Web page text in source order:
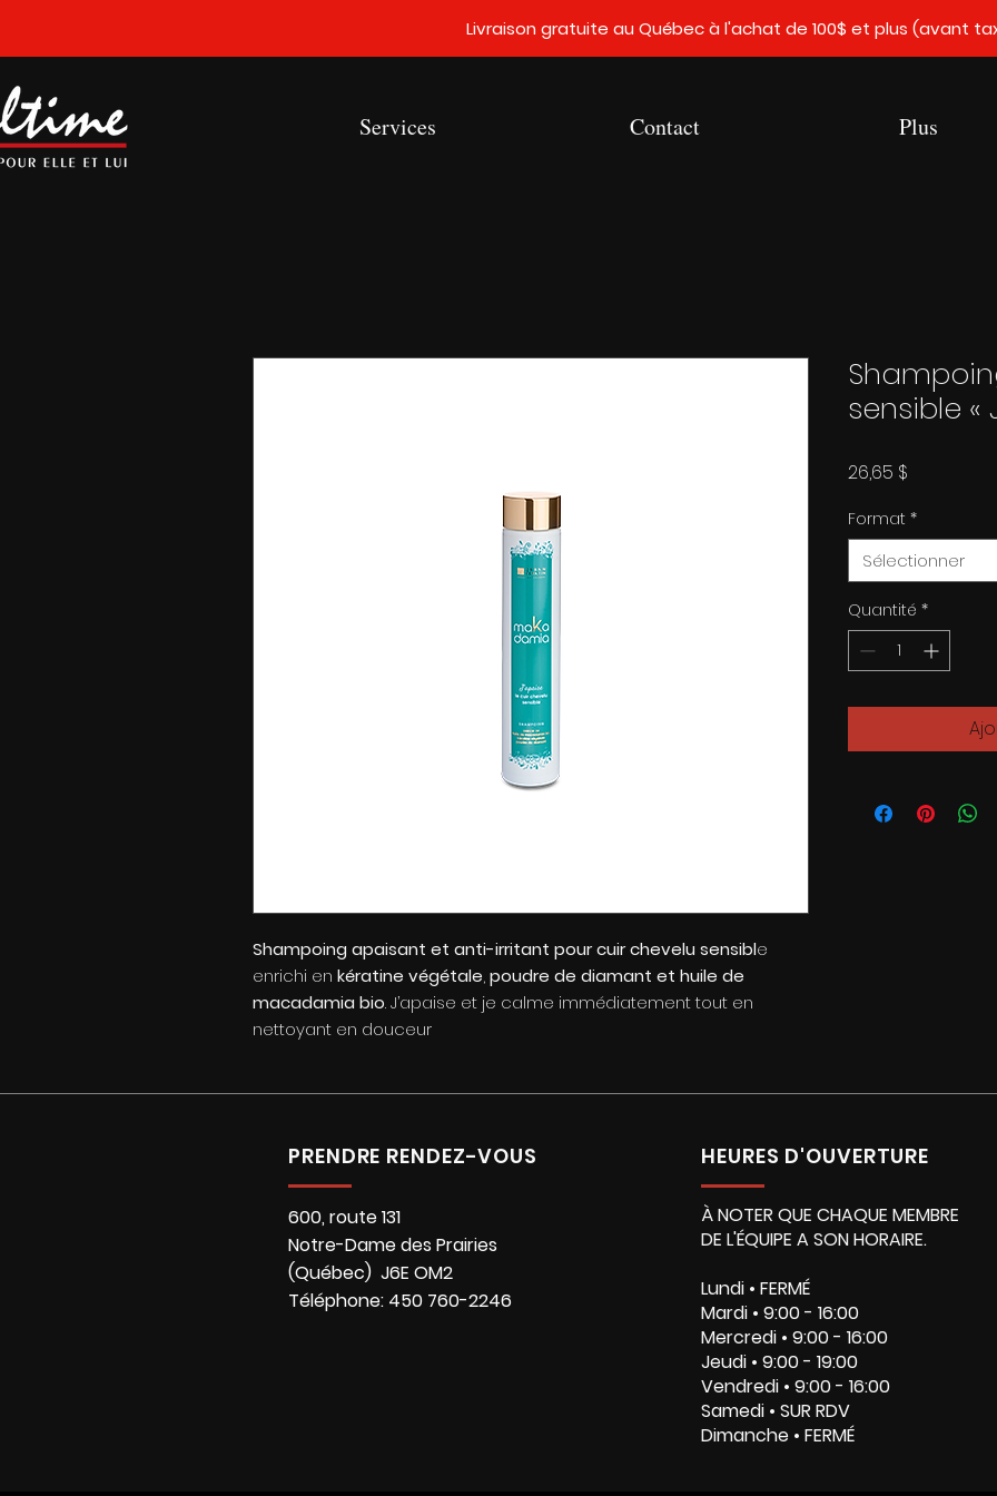
Livraison gratuite au Québec à l'achat de 100$ et plus (avant
Services Contact Plus
Shampoing apaisant et anti-irritant pour cuir chevelu sensible
enrichi en kératine végétale,poudre de diamant et huile de
macadamia bio. J’apaise et je calme immédiatement tout en
nettoyant en douceur
sensible «
26,65 $
Format *
Sélectionner
Quantité *
PRENDRE RENDEZ-VOUS
600, route 131
Notre-Dame des Prairies
(Québec) J6E OM2
Téléphone: 450 760-2246
HEURES D'OUVERTURE
À NOTER QUE CHAQUE MEMBRE
DE L'ÉQUIPE A SON HORAIRE.
Lundi • FERMÉ
Mardi • 9:00 - 16:00
Mercredi • 9:00 - 16:00
Jeudi • 9:00 - 19:00
Vendredi • 9:00 - 16:00
Samedi • SUR RDV
Dimanche • FERMÉ